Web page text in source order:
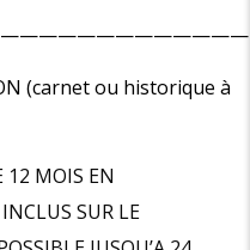
(carnet ou historique à
12 MOIS EN
SUR LE